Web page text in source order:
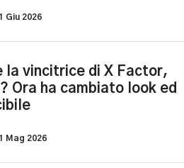
Giu 2026
la vincitrice di X Factor,
Ora ha cambiato look ed
Mag 2026